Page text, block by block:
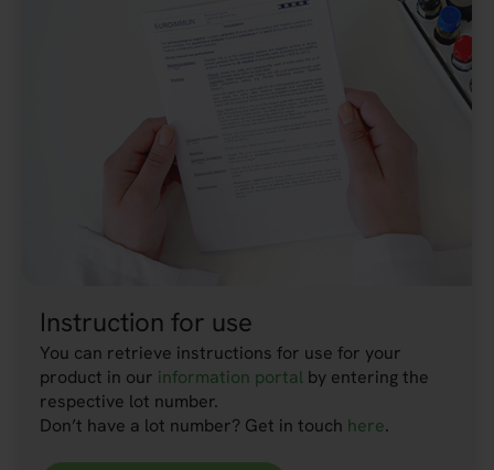
Instruction for use
You can retrieve instructions for use for your
product in our information portal by entering the
respective lot number.
Don’t have a lot number? Get in touch here.